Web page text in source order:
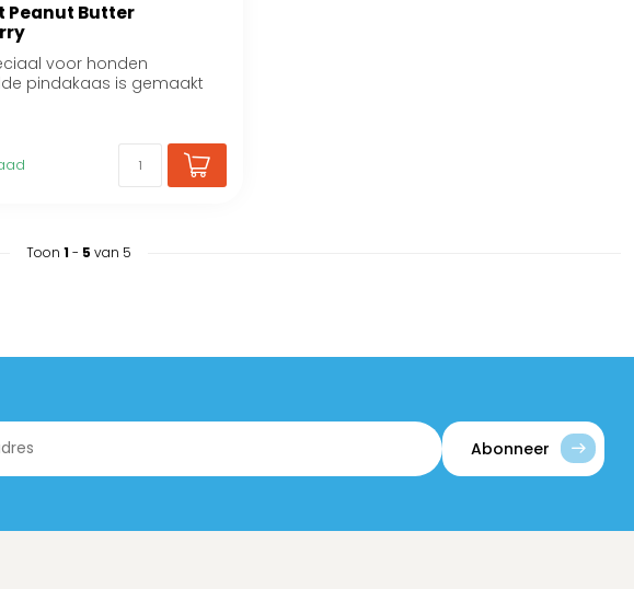
Peanut Butter
voor honden
pindakaas is gemaakt
Toon 1- 5 van 5
Abonneer